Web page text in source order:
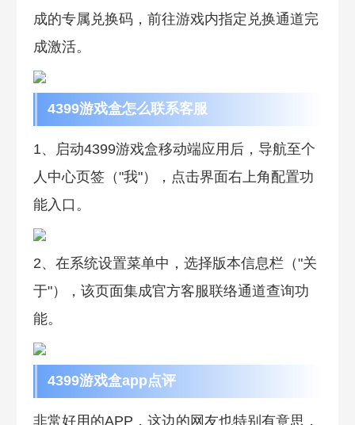
成的专属兑换码，前往游戏内指定兑换通道完
成激活。
4399游戏盒怎么联系客服
1、启动4399游戏盒移动端应用后，导航至个
人中心页签（"我"），点击界面右上角配置功
能入口。
2、在系统设置菜单中，选择版本信息栏（"关
于"），该页面集成官方客服联络通道查询功
能。
4399游戏盒app点评
非常好用的APP，这边的网友也特别有意思，